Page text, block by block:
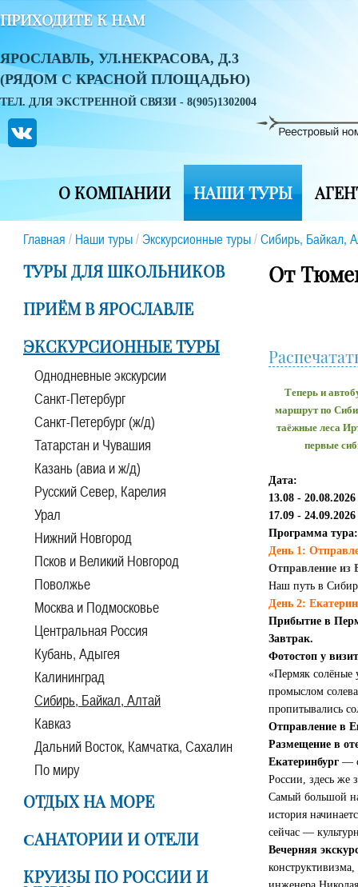
ПРИХОДИТЕ К НАМ
ЯРОСЛАВЛЬ, УЛ.НЕКРАСОВА, Д.3
(РЯДОМ С КРАСНОЙ ПЛОЩАДЬЮ)
ТЕЛ. ДЛЯ ЭКСТРЕННОЙ СВЯЗИ - 8(905)1302004
О КОМПАНИИ НАШИ ТУРЫ
Главная / Наши туры / Экскурсионные туры / Сибирь, Байкал,
ТУРЫ ДЛЯ ШКОЛЬНИКОВ
ПРИЁМ В ЯРОСЛАВЛЕ
ЭКСКУРСИОННЫЕ ТУРЫ
Однодневные экскурсии
Санкт-Петербург
Санкт-Петербург (ж/д)
Татарстан и Чувашия
Казань (авиа и ж/д)
Русский Север, Карелия
Урал
Нижний Новгород
Псков и Великий Новгород
Поволжье
Москва и Подмосковье
Центральная Россия
Кубань, Адыгея
Калининград
Сибирь, Байкал, Алтай
Кавказ
Дальний Восток, Камчатка, Сахалин
По миру
ОТДЫХ НА МОРЕ
CАНАТОРИИ И ОТЕЛИ
КРУИЗЫ ПО РОССИИ И
От
Теперь и
маршрут по
таёжные леса
первые
Дата:
13.08 - 20.08.2026
17.09 - 24.09.2026
Программа тура:
День 1:
Отправление из
Наш путь в
День 2:
Прибытие в
Завтрак.
Фотостоп у
«Пермяк солёные
промыслом
пропитывались
Отправление в
Размещение в
Екатеринбург —
России, здесь же
Самый большой
история
сейчас —
Вечерняя